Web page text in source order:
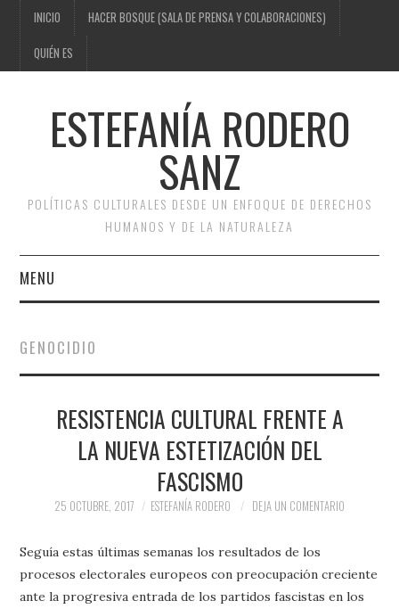
INICIO HACER BOSQUE (SALA DE PRENSA Y COLABORACIONES)
QUIÉN ES
ESTEFANÍA RODERO
SANZ
POLÍTICAS CULTURALES DESDE UN ENFOQUE DE DERECHOS
HUMANOS Y DE LA NATURALEZA
MENU
HACER BOSQUE (SALA DE
PRENSA Y
COLABORACIONES)
QUIÉN ES
GENOCIDIO
RESISTENCIA CULTURAL FRENTE A
LA NUEVA ESTETIZACIÓN DEL
FASCISMO
25 OCTUBRE, 2017 ESTEFANÍA RODERO DEJA UN COMENTARIO
Seguía estas últimas semanas los resultados de los
procesos electorales europeos con preocupación creciente
ante la progresiva entrada de los partidos fascistas en los